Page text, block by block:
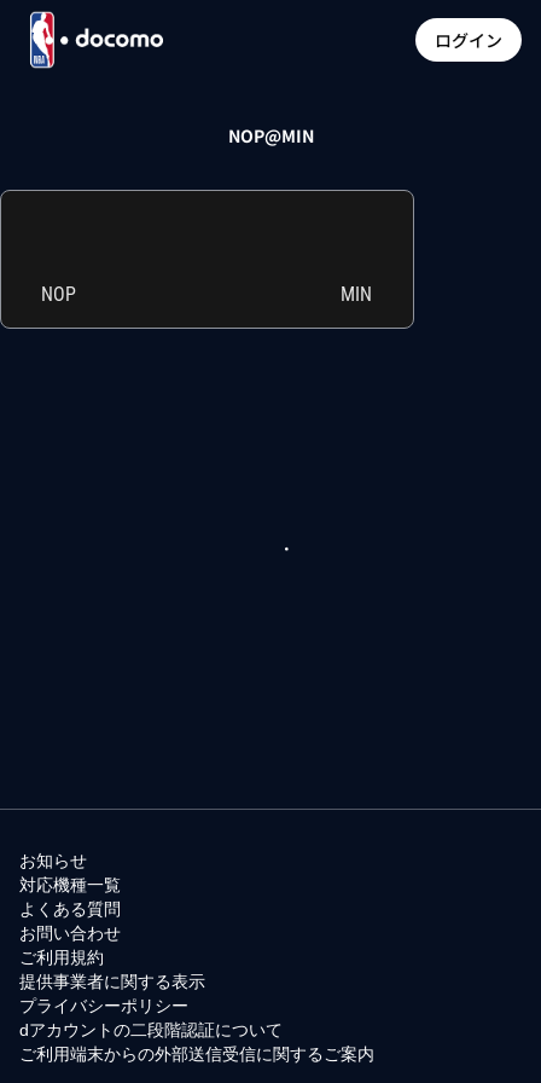
ログイン
NOP@MIN
NOP MIN
お知らせ
対応機種一覧
よくある質問
お問い合わせ
ご利用規約
提供事業者に関する表示
プライバシーポリシー
dアカウントの二段階認証について
ご利用端末からの外部送信受信に関するご案内